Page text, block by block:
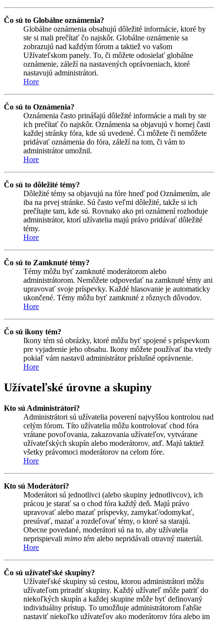
Čo sú to Globálne oznámenia?
Globálne oznámenia obsahujú dôležité informácie, ktoré by
ste si mali prečítať čo najskôr. Globálne oznámenie sa
zobrazujú nad každým fórom a taktiež vo vašom
Užívateľskom panely. To, či môžete odosielať globálne
oznámenie, záleží na nastavených oprávneniach, ktoré
nastavujú administrátori.
Hore
Čo sú to Oznámenia?
Oznámenia často prinášajú dôležité informácie a mali by ste
ich prečítať čo najskôr. Oznámenia sa objavujú v hornej časti
každej stránky fóra, kde sú uvedené. Či môžete či nemôžete
pridávať oznámenia do fóra, záleží na tom, či vám to
administrátor umožnil.
Hore
Čo sú to dôležité témy?
Dôležité témy sa objavujú na fóre hneď pod Oznámením, ale
iba na prvej stránke. Sú často veľmi dôležité, takže si ich
prečítajte tam, kde sú. Rovnako ako pri oznámení rozhoduje
administrátor, ktorí užívatelia majú právo pridávať dôležité
témy.
Hore
Čo sú to Zamknuté témy?
Témy môžu byť zamknuté moderátorom alebo
administrátorom. Nemôžete odpovedať na zamknuté témy ani
upravovať svoje príspevky. Každé hlasovanie je automaticky
ukončené. Témy môžu byť zamknuté z rôznych dôvodov.
Hore
Čo sú ikony tém?
Ikony tém sú obrázky, ktoré môžu byť spojené s príspevkom
pre vyjadrenie jeho obsahu. Ikony môžete používať iba vtedy
pokiaľ vám nastavil administrátor príslušné oprávnenie.
Hore
Užívateľské úrovne a skupiny
Kto sú Administrátori?
Administrátori sú užívatelia poverení najvyššou kontrolou nad
celým fórom. Títo užívatelia môžu kontrolovať chod fóra
vrátane povoľovania, zakazovania užívateľov, vytvárane
užívateľských skupín alebo moderátorov, atď. Majú taktiež
všetky právomoci moderátorov na celom fóre.
Hore
Kto sú Moderátori?
Moderátori sú jednotlivci (alebo skupiny jednotlivcov), ich
prácou je starať sa o chod fóra každý deň. Majú právo
upravovať alebo mazať príspevky, zamykať/odomykať,
presúvať, mazať a rozdeľovať témy, o ktoré sa starajú.
Obecne povedané, moderátori sú na to, aby užívatelia
neprispievali mimo tém alebo nepridávali otravný materiál.
Hore
Čo sú užívateľské skupiny?
Užívateľské skupiny sú cestou, ktorou administrátori môžu
užívateľom priradiť skupiny. Každý užívateľ môže patriť do
niekoľkých skupín a každej skupine môže byť definovaný
individuálny prístup. To umožňuje administrátorom ľahšie
nastaviť niekoľko užívateľov ako moderátorov fóra alebo im